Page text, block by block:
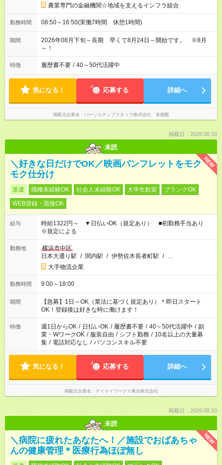
農業専門の金融機関☆地域を支えるインフラ組合
勤務時間 08:50～16:50(実働7時間 休憩1時間)
期間
2026年08月下旬～長期 早くて8月24日～開始です。 ※8月
～！
特徴 履歴書不要 / 40～50代活躍中
気になる！ 応募する 詳細へ
掲載元企業名 パーソルテンプスタッフ株式会社 首都圏
掲載日：2026.08.10
未読
NEW
＼好きな日だけでOK／映画パンフレットをモク
モク仕分け
派遣 職種未経験OK 社会人未経験OK 大学生歓迎
ブランクOK
WEB登録・面接OK
給与
時給1322円～ ▼日払いOK（規定あり） ■初勤務手当あり
※規定による
勤務地
横浜市中区
日本大通り駅 / 関内駅 / 伊勢佐木長者町駅 / …
大手物流企業
勤務時間 9:00～18:00
期間
【急募】1日～OK（業法に基づく規定あり）＊即日スタート
OK！登録後は好きな時に働けます！
特徴 週1日からOK / 日払いOK / 履歴書不要 / 40～50代活躍中 / 副
業・WワークOK / 服装自由 / シフト勤務 / 10名以上の大量募
集 / 電話対応なし / パソコンスキル不要
気になる！ 応募する 詳細へ
掲載元企業名 テイケイワークス東京株式会社
掲載日：2026.08.10
未読
NEW
＼病院に疲れたあなたへ！／施設でおばあちゃ
んの健康管理＊医療行為ほぼ無し